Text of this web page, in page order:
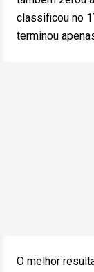
classificou no
terminou
O melhor